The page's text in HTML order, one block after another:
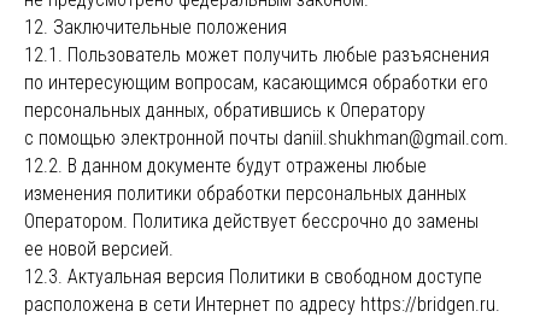
12. Заключительные положения
12.1. Пользователь может получить любые разъяснения
по интересующим вопросам, касающимся обработки его
персональных данных, обратившись к Оператору
с помощью электронной почты daniil.shukhman@gmail.com.
12.2. В данном документе будут отражены любые
изменения политики обработки персональных данных
Оператором. Политика действует бессрочно до замены
ее новой версией.
12.3. Актуальная версия Политики в свободном доступе
расположена в сети Интернет по адресу https://bridgen.ru.